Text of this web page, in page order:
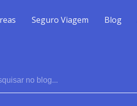
Seguro Viagem Blog